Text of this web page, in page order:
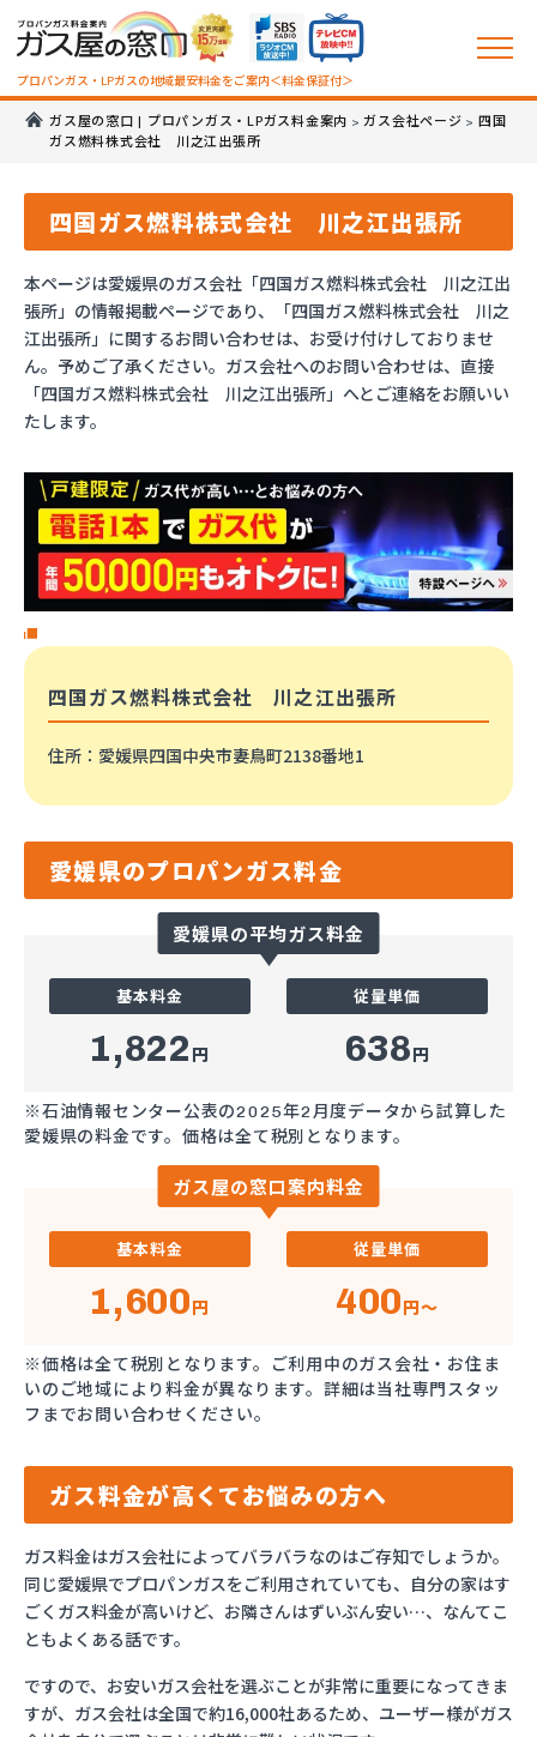
プロパンガス・LPガスの地域最安料金をご案内＜料金保証付＞
ガス屋の窓口 | プロパンガス・LPガス料金案内 >ガス会社ページ > 四国
ガス燃料株式会社 川之江出張所
四国ガス燃料株式会社 川之江出張所
本ページは愛媛県のガス会社「四国ガス燃料株式会社 川之江出
張所」の情報掲載ページであり、「四国ガス燃料株式会社 川之
江出張所」に関するお問い合わせは、お受け付けしておりませ
ん。予めご了承ください。ガス会社へのお問い合わせは、直接
「四国ガス燃料株式会社 川之江出張所」へとご連絡をお願いい
たします。
四国ガス燃料株式会社 川之江出張所
住所 ：愛媛県四国中央市妻鳥町2138番地1
愛媛県のプロパンガス料金
愛媛県の平均ガス料金
基本料金
1,822 円
従量単価
638円
※石油情報センター公表の2025年2月度データから試算した
愛媛県の料金です。価格は全て税別となります。
ガス屋の窓口案内料金
基本料金
1,600円
従量単価
400円～
※価格は全て税別となります。ご利用中のガス会社・お住ま
いのご地域により料金が異なります。詳細は当社専門スタッ
フまでお問い合わせください。
ガス料金が高くてお悩みの方へ
ガス料金はガス会社によってバラバラなのはご存知でしょうか。
同じ愛媛県でプロパンガスをご利用されていても、自分の家はす
ごくガス料金が高いけど、お隣さんはずいぶん安い…、なんてこ
ともよくある話です。
ですので、お安いガス会社を選ぶことが非常に重要になってきま
すが、ガス会社は全国で約16,000社あるため、ユーザー様がガス